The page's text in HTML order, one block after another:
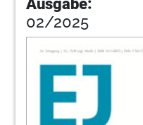
02/2025